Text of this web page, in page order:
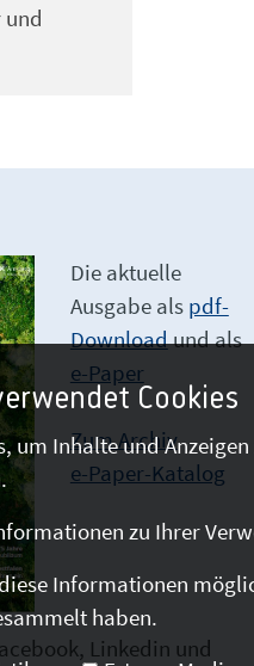
Die aktuelle
Ausgabe als pdf-
Downloadund als
e-Paper
Zum Archiv
e-Paper-Katalog
Linkedin und
Cookies
um Inhalte und
zu Ihrer
Informationen
haben.